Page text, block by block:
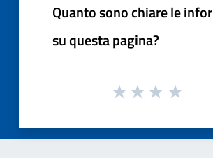
Quanto sono chiare le
su questa pagina?